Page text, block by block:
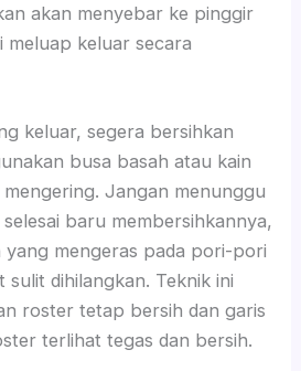
akan menyebar ke pinggir
meluap keluar secara
keluar, segera bersihkan
busa basah atau kain
Jangan menunggu
baru membersihkannya,
yang mengeras pada pori-pori
dihilangkan. Teknik ini
roster tetap bersih dan garis
terlihat tegas dan bersih.